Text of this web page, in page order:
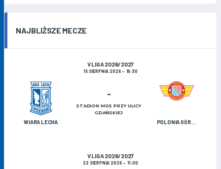
NAJBLIŻSZE MECZE
V LIGA 2026/2027
15 SIERPNIA 2026 19:30
WIARA LECHA POLONIA II ŚRODA WIELKOPOLSKA
-
STADION MOS PRZY ULICY
GDAŃSKIEJ
V LIGA 2026/2027
22 SIERPNIA 2026 11:00